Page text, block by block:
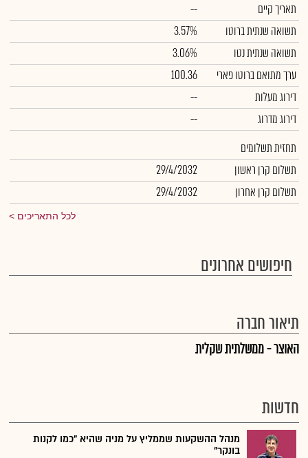
תאריך קיים
--
תשואה שנתית ברוטו
3.57%
תשואה שנתית נטו
3.06%
ערך מתואם ברוטו פארי
100.36
דירוג מעלות
--
דירוג מדרוג
--
תחזית תשלומים
תשלום קרן ראשון
29/4/2032
תשלום קרן אחרון
29/4/2032
לכל התאריכים
חיפושים אחרונים
תיאור חברה
האוצר - ממשלתית שקלית
חדשות
מנהל ההשקעות שממליץ על מניה שהיא "כמו לקנות
בונקר"